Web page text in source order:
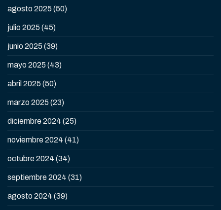
agosto 2025 (50)
julio 2025 (45)
junio 2025 (39)
mayo 2025 (43)
abril 2025 (50)
marzo 2025 (23)
diciembre 2024 (25)
noviembre 2024 (41)
octubre 2024 (34)
septiembre 2024 (31)
agosto 2024 (39)